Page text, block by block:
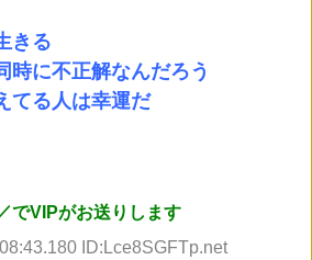
きる
時に不正解なんだろう
てる人は幸運だ
でVIPがお送りします
ID:Lce8SGFTp.net